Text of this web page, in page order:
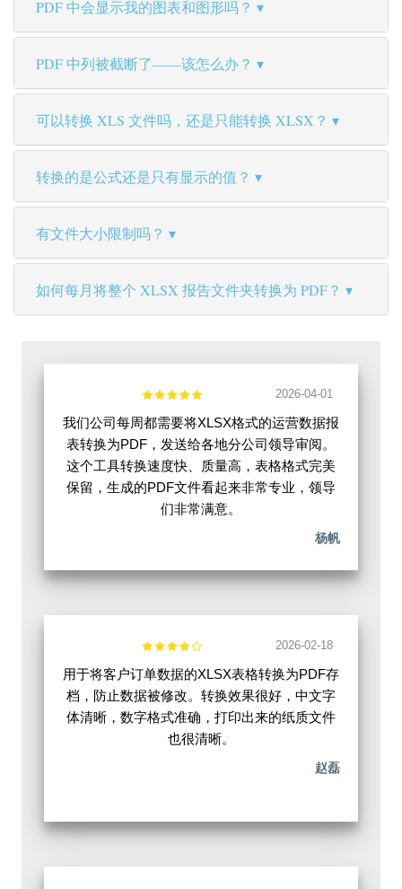
PDF 中会显示我的图表和图形吗？
PDF 中列被截断了——该怎么办？
可以转换 XLS 文件吗，还是只能转换 XLSX？
转换的是公式还是只有显示的值？
有文件大小限制吗？
如何每月将整个 XLSX 报告文件夹转换为 PDF？
2026-04-01
我们公司每周都需要将XLSX格式的运营数据报
表转换为PDF，发送给各地分公司领导审阅。
这个工具转换速度快、质量高，表格格式完美
保留，生成的PDF文件看起来非常专业，领导
们非常满意。
杨帆
2026-02-18
用于将客户订单数据的XLSX表格转换为PDF存
档，防止数据被修改。转换效果很好，中文字
体清晰，数字格式准确，打印出来的纸质文件
也很清晰。
赵磊